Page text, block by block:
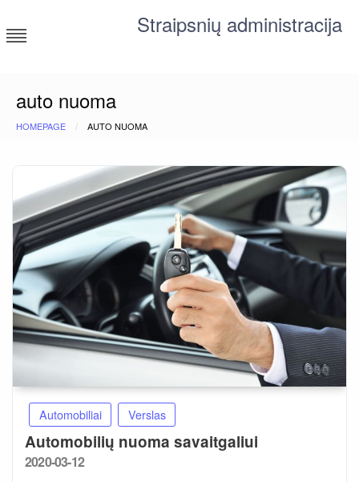
to
content
Straipsnių administracija
auto nuoma
HOMEPAGE AUTO NUOMA
Automobiliai Verslas
Automobilių nuoma savaitgaliui
Posted
2020-03-12